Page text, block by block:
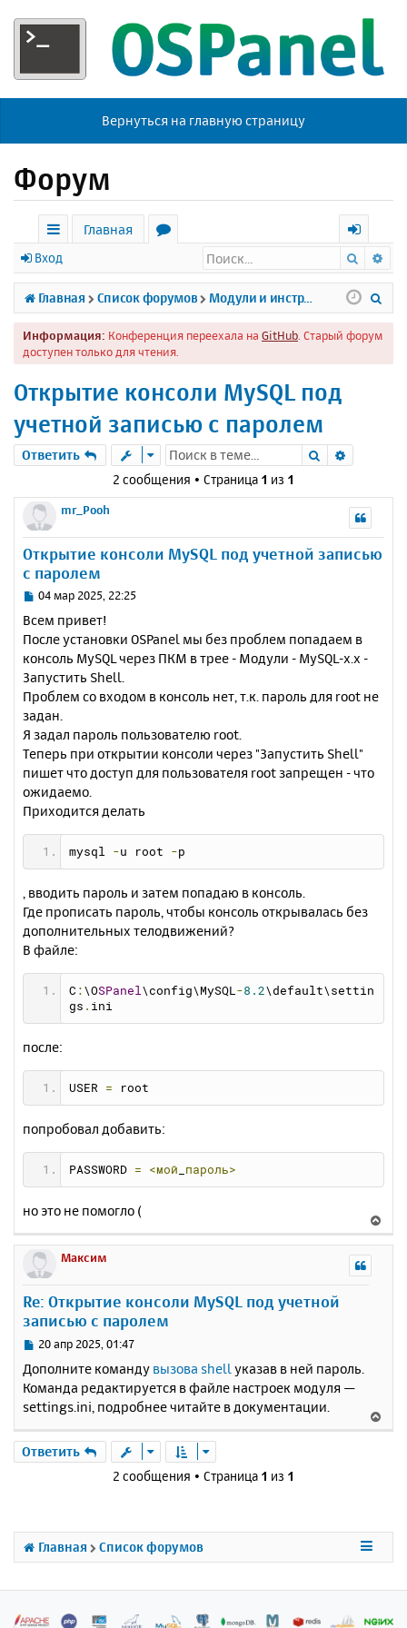
Вернуться на главную страницу
Форум
с
ы
л
к
Главная
р
у
м
х
о
д
Вход Поиск
Главная Список форумов Модули и инструменты
Информация: Конференция переехала на GitHub . Старый форум
доступен только для чтения.
Открытие консоли MySQL под
учетной записью с паролем
Ответить Поиск
2 сообщения • Страница 1 из 1
mr_Pooh
Открытие консоли MySQL под учетной записью
с паролем
С
о
б
щ
е
н
е
04 мар 2025, 22:25
Всем привет!
После установки OSPanel мы без проблем попадаем в
консоль MySQL через ПКМ в трее - Модули - MySQL-x.x -
Запустить Shell.
Проблем со входом в консоль нет, т.к. пароль для root не
задан.
Я задал пароль пользователю root.
Теперь при открытии консоли через "Запустить Shell"
пишет что доступ для пользователя root запрещен - что
ожидаемо.
Приходится делать
mysql -u root -p
, вводить пароль и затем попадаю в консоль.
Где прописать пароль, чтобы консоль открывалась без
дополнительных телодвижений?
В файле:
C : \OSPanel\config\MySQL-8.2\default\settin
gs . ini
после:
USER = root
попробовал добавить:
PASSWORD = <мой пароль>
но это не помогло (
е
Максим
Re: Открытие консоли MySQL под учетной
записью с паролем
С
о
б
щ
н
и
20 апр 2025, 01:47
Дополните команду вызова shellуказав в ней пароль.
Команда редактируется в файле настроек модуля —
settings.ini, подробнее читайте в документации.
е
с
н
ч
Ответить
2 сообщения • Страница 1 из 1
Главная Список форумов